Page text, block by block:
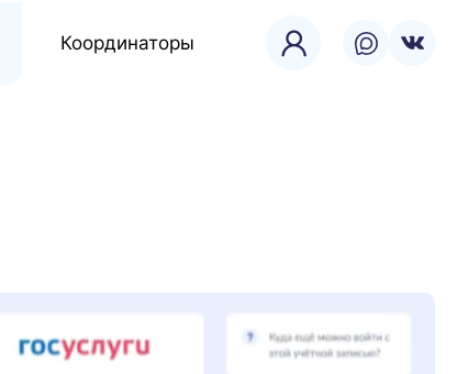
Координаторы